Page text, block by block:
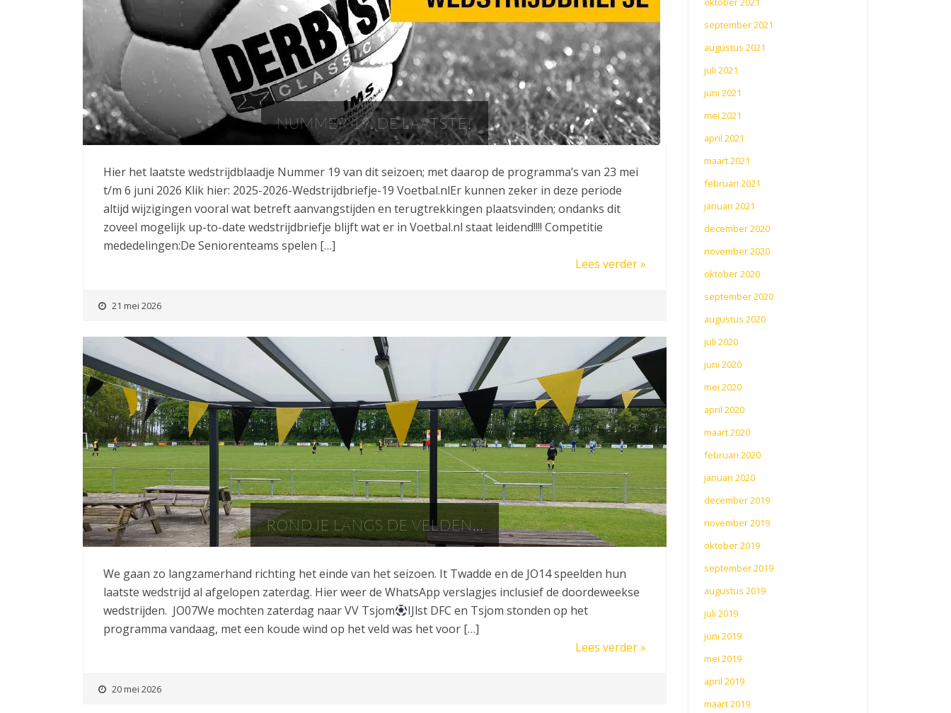
NUMMER 19, DE LAATSTE!
Hier het laatste wedstrijdblaadje Nummer 19 van dit seizoen; met daarop de programma’s van 23 mei
t/m 6 juni 2026 Klik hier: 2025-2026-Wedstrijdbriefje-19 Voetbal.nlEr kunnen zeker in deze periode
altijd wijzigingen vooral wat betreft aanvangstijden en terugtrekkingen plaatsvinden; ondanks dit
zoveel mogelijk up-to-date wedstrijdbriefje blijft wat er in Voetbal.nl staat leidend!!!! Competitie
mededelingen:De Seniorenteams spelen […]
Lees verder »
21 mei 2026
RONDJE LANGS DE VELDEN…
We gaan zo langzamerhand richting het einde van het seizoen. It Twadde en de JO14 speelden hun
laatste wedstrijd al afgelopen zaterdag. Hier weer de WhatsApp verslagjes inclusief de doordeweekse
wedstrijden. JO07We mochten zaterdag naar VV Tsjom
IJlst DFC en Tsjom stonden op het
programma vandaag, met een koude wind op het veld was het voor […]
Lees verder »
20 mei 2026
september 2021
augustus 2021
juli 2021
juni 2021
mei 2021
april 2021
maart 2021
februari 2021
januari 2021
december 2020
november 2020
oktober 2020
september 2020
augustus 2020
juli 2020
juni 2020
mei 2020
april 2020
maart 2020
februari 2020
januari 2020
december 2019
november 2019
oktober 2019
september 2019
augustus 2019
juli 2019
juni 2019
mei 2019
april 2019
maart 2019